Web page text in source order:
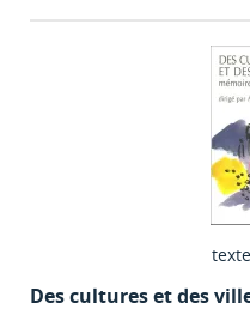
Des cultures et des